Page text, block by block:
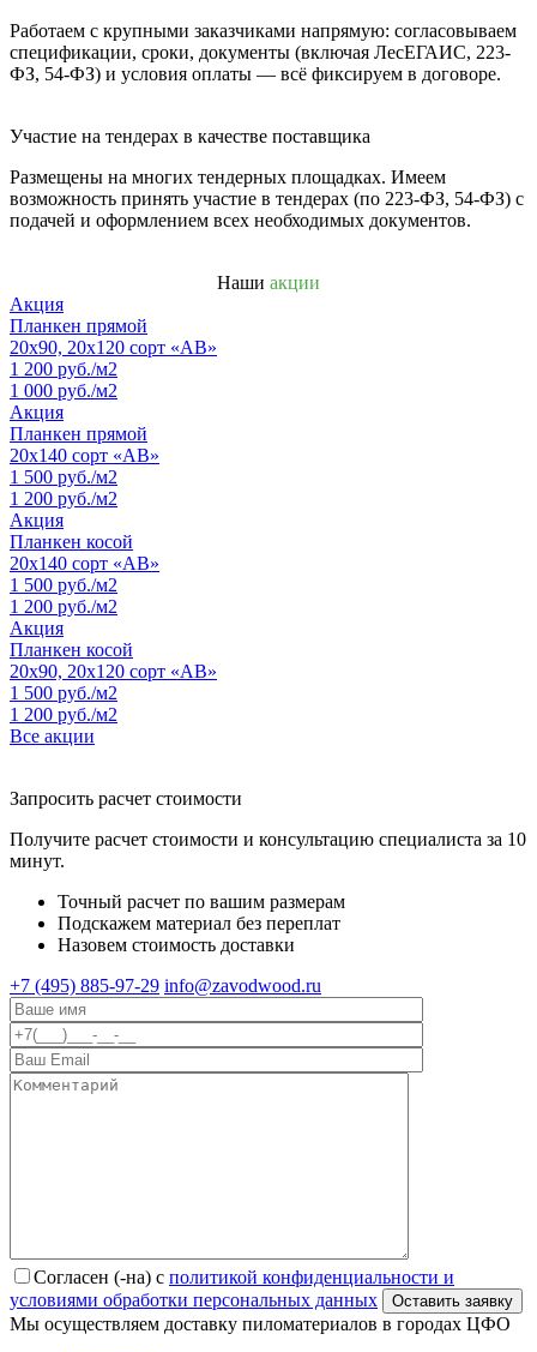
Работаем с крупными заказчиками напрямую: согласовываем
спецификации, сроки, документы (включая ЛесЕГАИС, 223-
ФЗ, 54-ФЗ) и условия оплаты — всё фиксируем в договоре.
Участие на тендерах в качестве поставщика
Размещены на многих тендерных площадках. Имеем
возможность принять участие в тендерах (по 223-ФЗ, 54-ФЗ) с
подачей и оформлением всех необходимых документов.
Наши акции
Акция
Планкен прямой
20х90, 20х120 сорт «АВ»
1 200 руб./м2
1 000 руб./м2
Акция
Планкен прямой
20х140 сорт «АВ»
1 500 руб./м2
1 200 руб./м2
Акция
Планкен косой
20х140 сорт «АВ»
1 500 руб./м2
1 200 руб./м2
Акция
Планкен косой
20х90, 20х120 сорт «АВ»
1 500 руб./м2
1 200 руб./м2
Все акции
Запросить расчет стоимости
Получите расчет стоимости и консультацию специалиста за 10
минут.
Точный расчет по вашим размерам
Подскажем материал без переплат
Назовем стоимость доставки
+7 (495) 885-97-29 info@zavodwood.ru
Согласен (-на) с политикой конфиденциальности и
условиями обработки персональных данных
Мы осуществляем доставку пиломатериалов в городах ЦФО